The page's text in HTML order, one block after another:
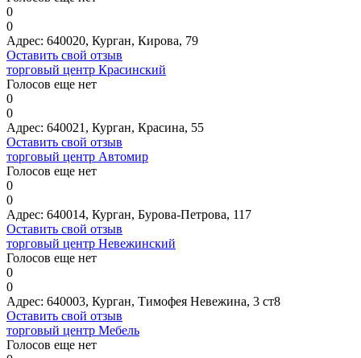
0
0
Адрес: 640020, Курган, Кирова, 79
Оставить свой отзыв
торговый центр Красинский
Голосов еще нет
0
0
Адрес: 640021, Курган, Красина, 55
Оставить свой отзыв
торговый центр Автомир
Голосов еще нет
0
0
Адрес: 640014, Курган, Бурова-Петрова, 117
Оставить свой отзыв
торговый центр Невежинский
Голосов еще нет
0
0
Адрес: 640003, Курган, Тимофея Невежина, 3 ст8
Оставить свой отзыв
торговый центр Мебель
Голосов еще нет